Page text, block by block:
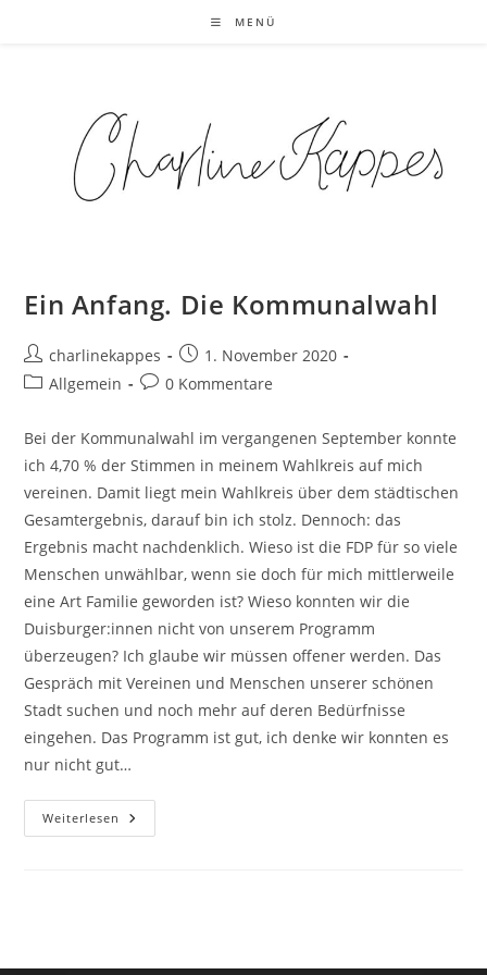
Zum
springen
MENÜ
Ein Anfang. Die Kommunalwahl
Beitrags-
Autor:
charlinekappes
Beitrag
veröffentlicht:
1. November 2020
Beitrags-
Allgemein
Beitrags-
0 Kommentare
Bei der Kommunalwahl im vergangenen September konnte
ich 4,70 % der Stimmen in meinem Wahlkreis auf mich
vereinen. Damit liegt mein Wahlkreis über dem städtischen
Gesamtergebnis, darauf bin ich stolz. Dennoch: das
Ergebnis macht nachdenklich. Wieso ist die FDP für so viele
Menschen unwählbar, wenn sie doch für mich mittlerweile
eine Art Familie geworden ist? Wieso konnten wir die
Duisburger:innen nicht von unserem Programm
überzeugen? Ich glaube wir müssen offener werden. Das
Gespräch mit Vereinen und Menschen unserer schönen
Stadt suchen und noch mehr auf deren Bedürfnisse
eingehen. Das Programm ist gut, ich denke wir konnten es
nur nicht gut…
Weiterlesen Ein
Anfang.